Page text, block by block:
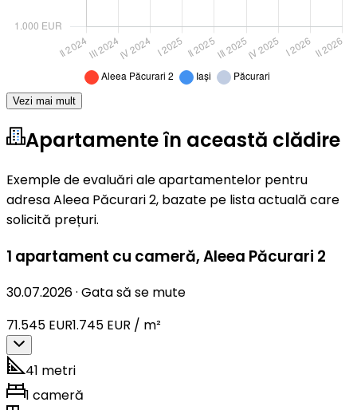
Vezi mai mult
Apartamente în această clădire
Exemple de evaluări ale apartamentelor pentru
adresa Aleea Păcurari 2, bazate pe lista actuală care
solicită prețuri.
1 apartament cu cameră,Aleea Păcurari 2
30.07.2026· Gata să se mute
71.545 EUR1.745 EUR / m²
41 metri
1 cameră